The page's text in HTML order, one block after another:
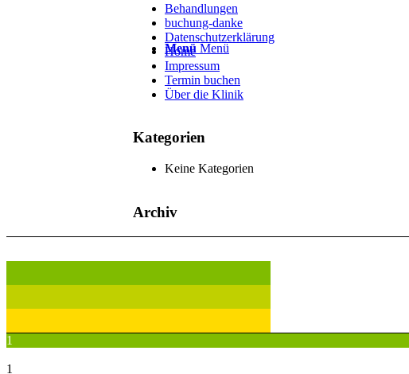
Menü Menü
Behandlungen
buchung-danke
Datenschutzerklärung
Home
Impressum
Termin buchen
Über die Klinik
Kategorien
Keine Kategorien
Archiv
1
1